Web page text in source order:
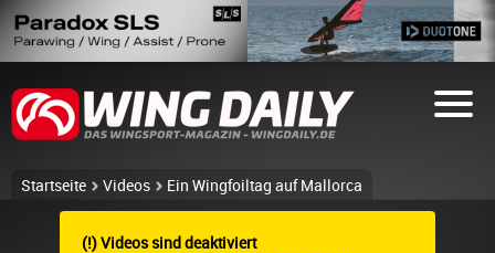
Startseite Videos Ein Wingfoiltag auf Mallorca
(!) Videos sind deaktiviert